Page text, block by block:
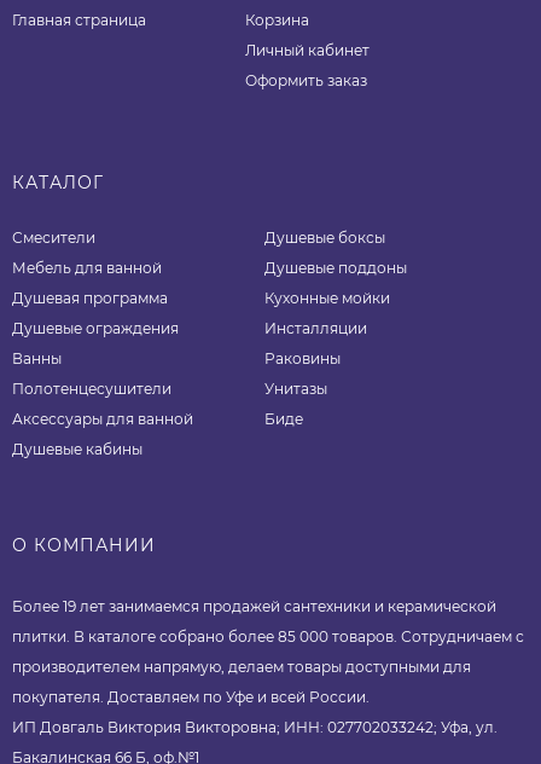
Главная страница
Корзина
Личный кабинет
Оформить заказ
КАТАЛОГ
Смесители
Мебель для ванной
Душевая программа
Душевые ограждения
Ванны
Полотенцесушители
Аксессуары для ванной
Душевые кабины
Душевые боксы
Душевые поддоны
Кухонные мойки
Инсталляции
Раковины
Унитазы
Биде
О КОМПАНИИ
Более 19 лет занимаемся продажей сантехники и керамической
плитки. В каталоге собрано более 85 000 товаров. Сотрудничаем с
производителем напрямую, делаем товары доступными для
покупателя. Доставляем по Уфе и всей России.
ИП Довгаль Виктория Викторовна; ИНН: 027702033242; Уфа, ул.
Бакалинская 66 Б, оф.№1